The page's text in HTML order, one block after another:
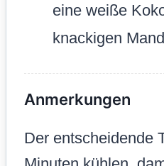
eine weiße
knackigen
Anmerkungen
Der entscheidende